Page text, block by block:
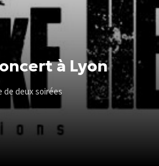
à Lyon
de deux soirées